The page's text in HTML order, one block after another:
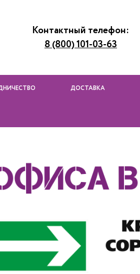
Контактный телефон:
8 (800) 101-03-63
ДОСТАВКА